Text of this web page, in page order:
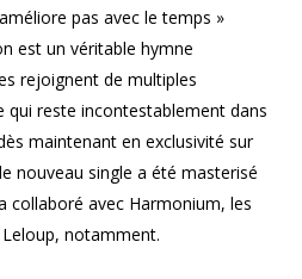
pas avec le temps »
est un véritable hymne
rejoignent de multiples
qui reste incontestablement dans
maintenant en exclusivité sur
nouveau single a été masterisé
collaboré avec Harmonium, les
notamment.